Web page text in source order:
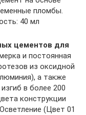
пломбы.
40 мл
цементов для
и постоянная
из оксидной
а также
в более 200
конструкции
(Цвет 01